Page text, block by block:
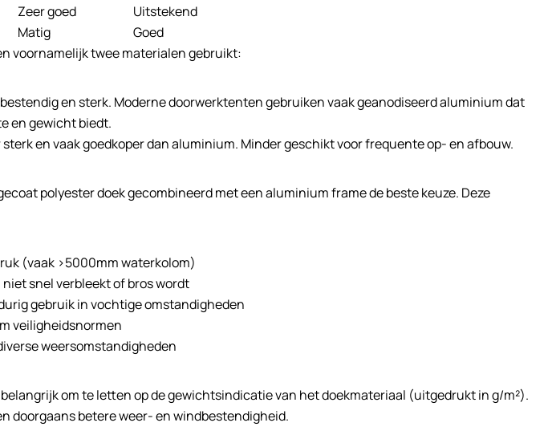
Zeer goed
Uitstekend
Matig
Goed
voornamelijk twee materialen gebruikt:
en sterk. Moderne doorwerktenten gebruiken vaak geanodiseerd aluminium dat
en gewicht biedt.
en vaak goedkoper dan aluminium. Minder geschikt voor frequente op- en afbouw.
polyester doek gecombineerd met een aluminium frame de beste keuze. Deze
(vaak >5000mm waterkolom)
snel verbleekt of bros wordt
gebruik in vochtige omstandigheden
veiligheidsnormen
weersomstandigheden
om te letten op de gewichtsindicatie van het doekmateriaal (uitgedrukt in g/m²).
doorgaans betere weer- en windbestendigheid.